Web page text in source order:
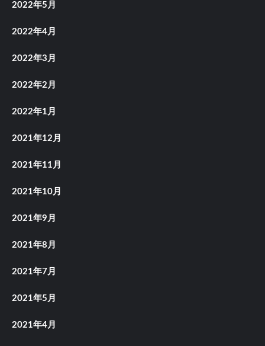
2022年5月
2022年4月
2022年3月
2022年2月
2022年1月
2021年12月
2021年11月
2021年10月
2021年9月
2021年8月
2021年7月
2021年5月
2021年4月